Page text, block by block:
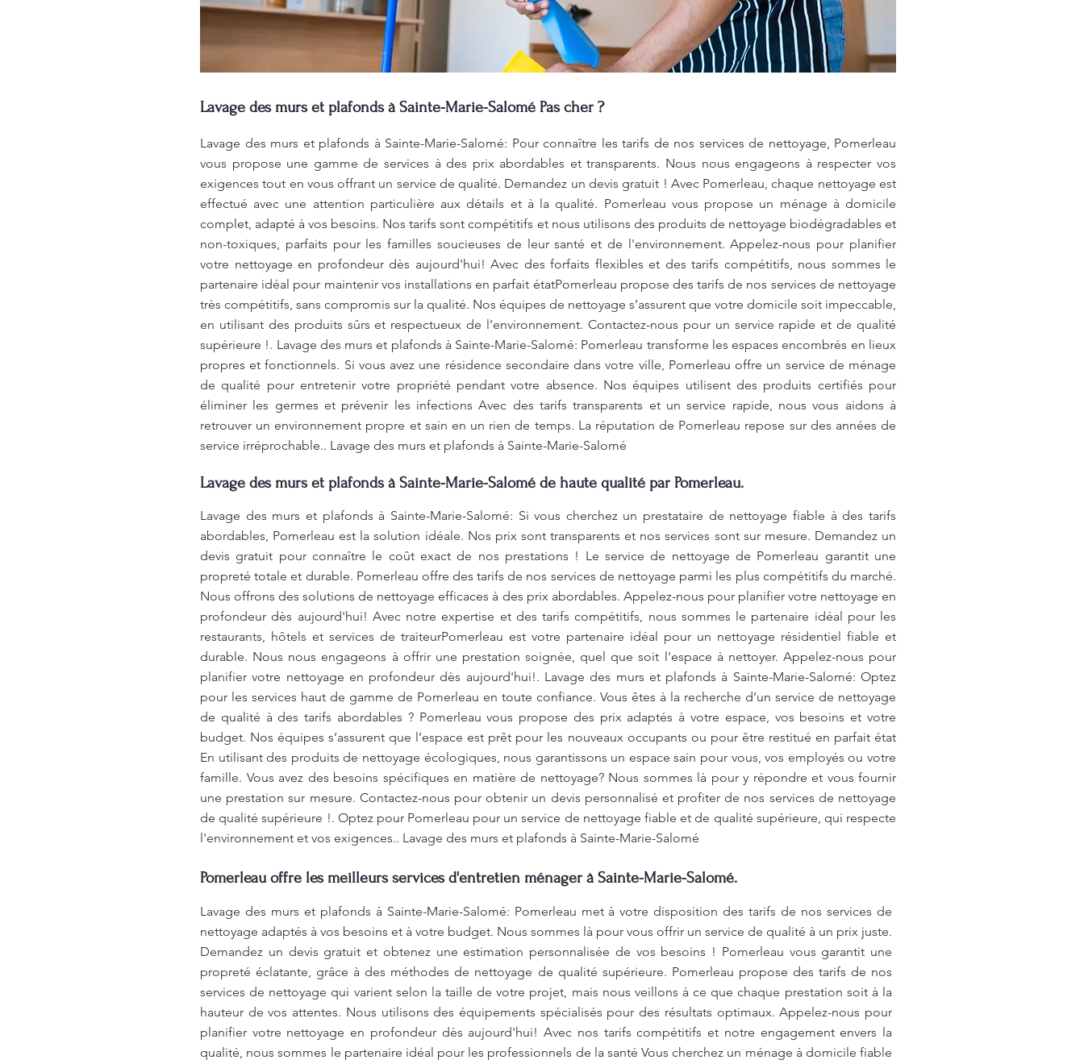
Lavage des murs et plafonds à Sainte-Marie-Salomé Pas cher ?
Lavage des murs et plafonds à Sainte-Marie-Salomé: Pour connaître les tarifs de nos services de nettoyage, Pomerleau
vous propose une gamme de services à des prix abordables et transparents. Nous nous engageons à respecter vos
exigences tout en vous offrant un service de qualité. Demandez un devis gratuit ! Avec Pomerleau, chaque nettoyage est
effectué avec une attention particulière aux détails et à la qualité. Pomerleau vous propose un ménage à domicile
complet, adapté à vos besoins. Nos tarifs sont compétitifs et nous utilisons des produits de nettoyage biodégradables et
non-toxiques, parfaits pour les familles soucieuses de leur santé et de l'environnement. Appelez-nous pour planifier
votre nettoyage en profondeur dès aujourd'hui! Avec des forfaits flexibles et des tarifs compétitifs, nous sommes le
partenaire idéal pour maintenir vos installations en parfait étatPomerleau propose des tarifs de nos services de nettoyage
très compétitifs, sans compromis sur la qualité. Nos équipes de nettoyage s’assurent que votre domicile soit impeccable,
en utilisant des produits sûrs et respectueux de l’environnement. Contactez-nous pour un service rapide et de qualité
supérieure !. Lavage des murs et plafonds à Sainte-Marie-Salomé: Pomerleau transforme les espaces encombrés en lieux
propres et fonctionnels. Si vous avez une résidence secondaire dans votre ville, Pomerleau offre un service de ménage
de qualité pour entretenir votre propriété pendant votre absence. Nos équipes utilisent des produits certifiés pour
éliminer les germes et prévenir les infections Avec des tarifs transparents et un service rapide, nous vous aidons à
retrouver un environnement propre et sain en un rien de temps. La réputation de Pomerleau repose sur des années de
service irréprochable.. Lavage des murs et plafonds à Sainte-Marie-Salomé
Lavage des murs et plafonds à Sainte-Marie-Salomé de haute qualité par Pomerleau.
Lavage des murs et plafonds à Sainte-Marie-Salomé: Si vous cherchez un prestataire de nettoyage fiable à des tarifs
abordables, Pomerleau est la solution idéale. Nos prix sont transparents et nos services sont sur mesure. Demandez un
devis gratuit pour connaître le coût exact de nos prestations ! Le service de nettoyage de Pomerleau garantit une
propreté totale et durable. Pomerleau offre des tarifs de nos services de nettoyage parmi les plus compétitifs du marché.
Nous offrons des solutions de nettoyage efficaces à des prix abordables. Appelez-nous pour planifier votre nettoyage en
profondeur dès aujourd'hui! Avec notre expertise et des tarifs compétitifs, nous sommes le partenaire idéal pour les
restaurants, hôtels et services de traiteurPomerleau est votre partenaire idéal pour un nettoyage résidentiel fiable et
durable. Nous nous engageons à offrir une prestation soignée, quel que soit l'espace à nettoyer. Appelez-nous pour
planifier votre nettoyage en profondeur dès aujourd'hui!. Lavage des murs et plafonds à Sainte-Marie-Salomé: Optez
pour les services haut de gamme de Pomerleau en toute confiance. Vous êtes à la recherche d’un service de nettoyage
de qualité à des tarifs abordables ? Pomerleau vous propose des prix adaptés à votre espace, vos besoins et votre
budget. Nos équipes s’assurent que l’espace est prêt pour les nouveaux occupants ou pour être restitué en parfait état
En utilisant des produits de nettoyage écologiques, nous garantissons un espace sain pour vous, vos employés ou votre
famille. Vous avez des besoins spécifiques en matière de nettoyage? Nous sommes là pour y répondre et vous fournir
une prestation sur mesure. Contactez-nous pour obtenir un devis personnalisé et profiter de nos services de nettoyage
de qualité supérieure !. Optez pour Pomerleau pour un service de nettoyage fiable et de qualité supérieure, qui respecte
l'environnement et vos exigences.. Lavage des murs et plafonds à Sainte-Marie-Salomé
Pomerleau offre les meilleurs services d'entretien ménager à Sainte-Marie-Salomé.
Lavage des murs et plafonds à Sainte-Marie-Salomé: Pomerleau met à votre disposition des tarifs de nos services de
nettoyage adaptés à vos besoins et à votre budget. Nous sommes là pour vous offrir un service de qualité à un prix juste.
Demandez un devis gratuit et obtenez une estimation personnalisée de vos besoins ! Pomerleau vous garantit une
propreté éclatante, grâce à des méthodes de nettoyage de qualité supérieure. Pomerleau propose des tarifs de nos
services de nettoyage qui varient selon la taille de votre projet, mais nous veillons à ce que chaque prestation soit à la
hauteur de vos attentes. Nous utilisons des équipements spécialisés pour des résultats optimaux. Appelez-nous pour
planifier votre nettoyage en profondeur dès aujourd'hui! Avec nos tarifs compétitifs et notre engagement envers la
qualité, nous sommes le partenaire idéal pour les professionnels de la santé Vous cherchez un ménage à domicile fiable